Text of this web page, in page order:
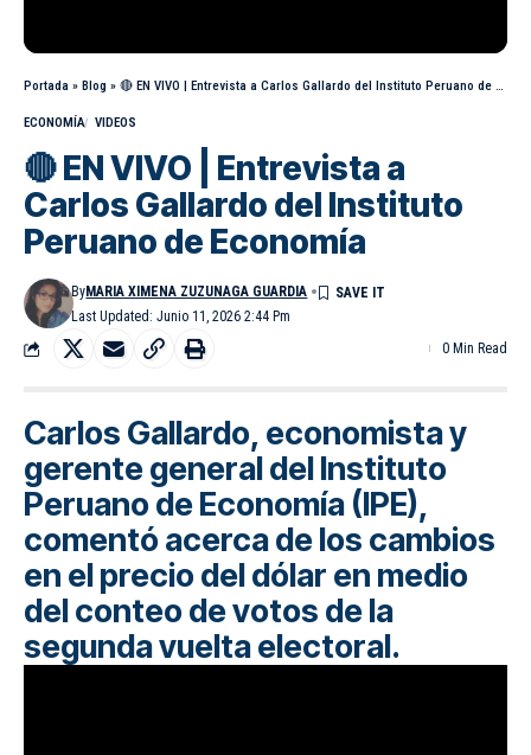
Portada » Blog » 🔴 EN VIVO | Entrevista a Carlos Gallardo del Instituto Peruano de Economía
ECONOMÍA VIDEOS
🔴 EN VIVO | Entrevista a
Carlos Gallardo del Instituto
Peruano de Economía
Last Updated: Junio 11, 2026 2:44 Pm
ByMARIA XIMENA ZUZUNAGA GUARDIA
0 Min Read
Carlos Gallardo, economista y
gerente general del Instituto
Peruano de Economía (IPE),
comentó acerca de los cambios
en el precio del dólar en medio
del conteo de votos de la
segunda vuelta electoral.